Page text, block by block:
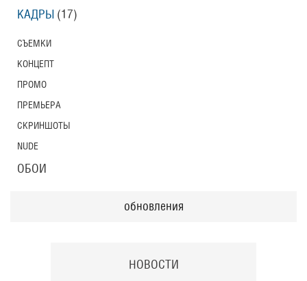
КАДРЫ (17)
СЪЕМКИ
КОНЦЕПТ
ПРОМО
ПРЕМЬЕРА
СКРИНШОТЫ
NUDE
ОБОИ
обновления
НОВОСТИ